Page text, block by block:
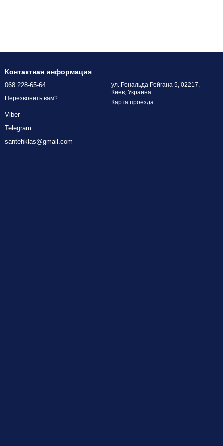
Контактная информация
068 228-65-64
Перезвонить вам?
Viber
Telegram
santehklas@gmail.com
ул. Рональда Рейгана 5, 02217,
Киев, Украина
Карта проезда